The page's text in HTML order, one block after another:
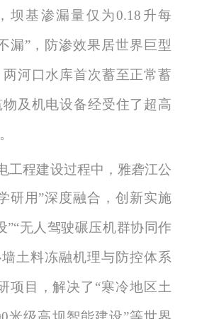
坝基渗漏量仅为0.18升每
漏”，防渗效果居世界巨型
河口水库首次蓄至正常蓄
及机电设备经受住了超高
工程建设过程中，雅砻江公
研用”深度融合，创新实施
”“无人驾驶碾压机群协同作
土料冻融机理与防控体系
项目，解决了 “寒冷地 区土